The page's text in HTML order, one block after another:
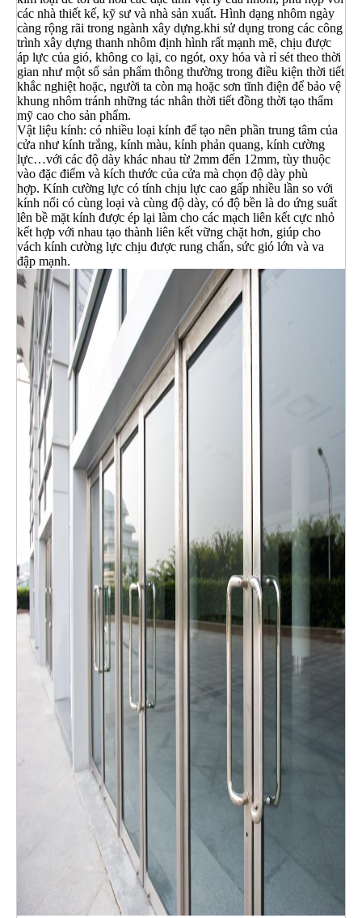
các nhà thiết kế, kỹ sư và nhà sản xuất. Hình dạng nhôm ngày
càng rộng rãi trong ngành xây dựng.khi sử dụng trong các công
trình xây dựng thanh nhôm định hình rất mạnh mẽ, chịu được
áp lực của gió, không co lại, co ngót, oxy hóa và rỉ sét theo thời
gian như một số sản phẩm thông thường trong điều kiện thời tiết
khắc nghiệt hoặc, người ta còn mạ hoặc sơn tĩnh điện để bảo vệ
khung nhôm tránh những tác nhân thời tiết đồng thời tạo thẩm
mỹ cao cho sản phẩm.
Vật liệu kính: có nhiều loại kính để tạo nên phần trung tâm của
cửa như kính trắng, kính màu, kính phản quang, kính cường
lực…với các độ dày khác nhau từ 2mm đến 12mm, tùy thuộc
vào đặc điểm và kích thước của cửa mà chọn độ dày phù
hợp. Kính cường lực có tính chịu lực cao gấp nhiều lần so với
kính nổi có cùng loại và cùng độ dày, có độ bền là do ứng suất
lên bề mặt kính được ép lại làm cho các mạch liên kết cực nhỏ
kết hợp với nhau tạo thành liên kết vững chặt hơn, giúp cho
vách kính cường lực chịu được rung chấn, sức gió lớn và va
đập mạnh.